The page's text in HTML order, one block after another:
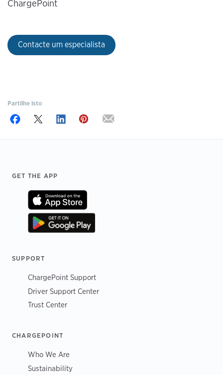
ChargePoint
Contacte um especialista
Partilhe isto
Footer
GET THE APP
SUPPORT
ChargePoint Support
Driver Support Center
Trust Center
CHARGEPOINT
Who We Are
Sustainability